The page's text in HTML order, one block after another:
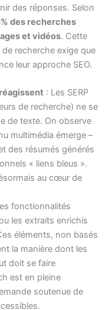
des réponses. Selon
des recherches
et vidéos. Cette
recherche exige que
leur approche SEO.
: Les SERP
de recherche) ne se
de texte. On observe
multimédia émerge –
des résumés générés
« liens bleus ».
au cœur de
fonctionnalités
les extraits enrichis
éléments, non basés
la manière dont les
doit se faire
est en pleine
soutenue de